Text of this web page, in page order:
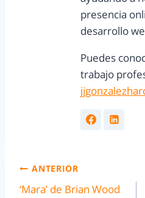
presencia
desarrollo
Puedes
trabajo
ANTERIOR
‘Mara’ de Brian Wood